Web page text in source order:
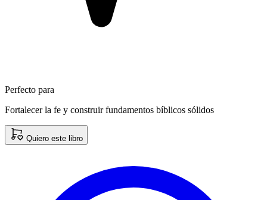
Perfecto para
Fortalecer la fe y construir fundamentos bíblicos sólidos
Quiero este libro